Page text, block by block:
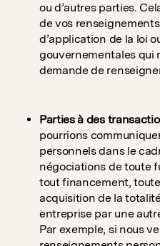
ou d’autres parties.
de vos
d’application de la loi
gouvernementales qui
demande de
Parties à des
pourrions
personnels dans le
négociations de toute
tout financement,
acquisition de la
entreprise par une
Par exemple, si nous